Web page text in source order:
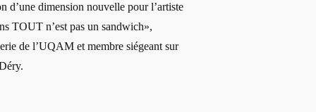
d’une dimension nouvelle pour l’artiste
TOUT n’est pas un sandwich»,
de l’UQAM et membre siégeant sur